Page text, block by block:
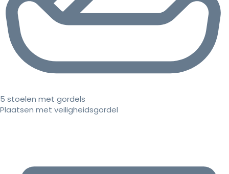
5 stoelen met gordels
Plaatsen met veiligheidsgordel